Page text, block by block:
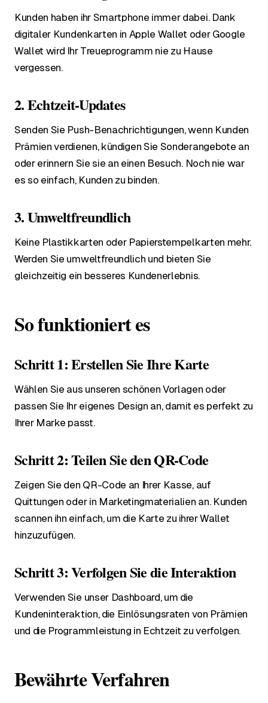
Kunden haben ihr Smartphone immer dabei. Dank
digitaler Kundenkarten in Apple Wallet oder Google
Wallet wird Ihr Treueprogramm nie zu Hause
vergessen.
2. Echtzeit-Updates
Senden Sie Push-Benachrichtigungen, wenn Kunden
Prämien verdienen, kündigen Sie Sonderangebote an
oder erinnern Sie sie an einen Besuch. Noch nie war
es so einfach, Kunden zu binden.
3. Umweltfreundlich
Keine Plastikkarten oder Papierstempelkarten mehr.
Werden Sie umweltfreundlich und bieten Sie
gleichzeitig ein besseres Kundenerlebnis.
So funktioniert es
Schritt 1: Erstellen Sie Ihre Karte
Wählen Sie aus unseren schönen Vorlagen oder
passen Sie Ihr eigenes Design an, damit es perfekt zu
Ihrer Marke passt.
Schritt 2: Teilen Sie den QR-Code
Zeigen Sie den QR-Code an Ihrer Kasse, auf
Quittungen oder in Marketingmaterialien an. Kunden
scannen ihn einfach, um die Karte zu ihrer Wallet
hinzuzufügen.
Schritt 3: Verfolgen Sie die Interaktion
Verwenden Sie unser Dashboard, um die
Kundeninteraktion, die Einlösungsraten von Prämien
und die Programmleistung in Echtzeit zu verfolgen.
Bewährte Verfahren